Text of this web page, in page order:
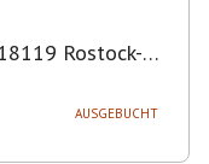
Rostock-
AUSGEBUCHT